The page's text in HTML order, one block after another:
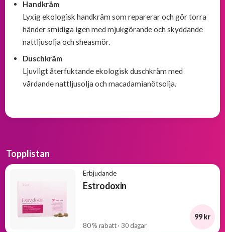
Handkräm
Lyxig ekologisk handkräm som reparerar och gör torra
händer smidiga igen med mjukgörande och skyddande
nattljusolja och sheasmör.
Duschkräm
Ljuvligt återfuktande ekologisk duschkräm med
vårdande nattljusolja och macadamianötsolja.
Topplistan
Erbjudande
Estrodoxin
80 % rabatt · 30 dagar
99 kr